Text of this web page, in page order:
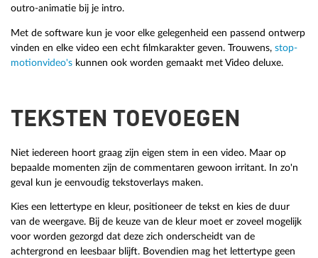
outro-animatie bij je intro.
Met de software kun je voor elke gelegenheid een passend ontwerp
vinden en elke video een echt filmkarakter geven. Trouwens, stop-
motionvideo's kunnen ook worden gemaakt met Video deluxe.
TEKSTEN TOEVOEGEN
Niet iedereen hoort graag zijn eigen stem in een video. Maar op
bepaalde momenten zijn de commentaren gewoon irritant. In zo'n
geval kun je eenvoudig tekstoverlays maken.
Kies een lettertype en kleur, positioneer de tekst en kies de duur
van de weergave. Bij de keuze van de kleur moet er zoveel mogelijk
voor worden gezorgd dat deze zich onderscheidt van de
achtergrond en leesbaar blijft. Bovendien mag het lettertype geen